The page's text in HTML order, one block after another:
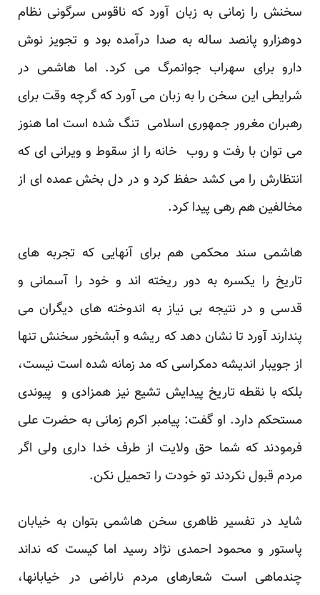
سخنش را زمانی به زبان آورد که ناقوس سرگونی نظام
دوهزارو پانصد ساله به صدا درآمده بود و تجویز نوش
دارو برای سهراب جوانمرگ می کرد. اما هاشمی در
شرایطی این سخن را به زبان می آورد که گرچه وقت برای
رهبران مغرور جمهوری اسلامی تنگ شده است اما هنوز
می توان با رفت و روب خانه را از سقوط و ویرانی ای که
انتظارش را می کشد حفظ کرد و در دل بخش عمده ای از
مخالفین هم رهی پیدا کرد.
هاشمی سند محکمی هم برای آنهایی که تجربه های
تاریخ را یکسره به دور ریخته اند و خود را آسمانی و
قدسی و در نتیجه بی نیاز به اندوخته های دیگران می
پندارند آورد تا نشان دهد که ریشه و آبشخور سخنش تنها
از جویبار اندیشه دمکراسی که مد زمانه شده است نیست،
بلکه با نقطه تاریخ پیدایش تشیع نیز همزادی و پیوندی
مستحکم دارد. او گفت: پیامبر اکرم زمانی به حضرت علی
فرمودند که شما حق ولایت از طرف خدا داری ولی اگر
مردم قبول نکردند تو خودت را تحمیل نکن.
شاید در تفسیر ظاهری سخن هاشمی بتوان به خیابان
پاستور و محمود احمدی نژاد رسید اما کیست که نداند
چندماهی است شعارهای مردم ناراضی در خیابانها،